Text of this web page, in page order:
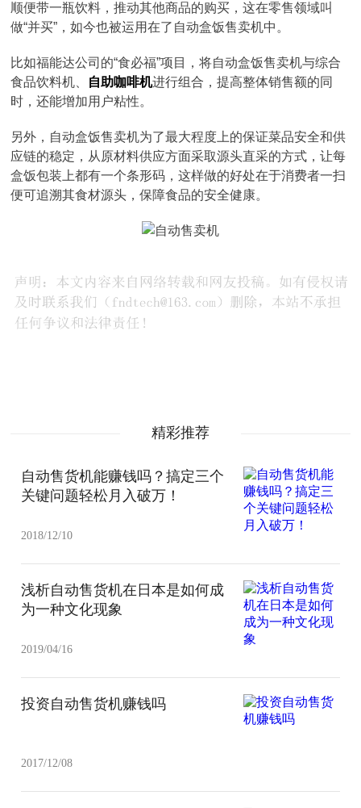
顺便带一瓶饮料，推动其他商品的购买，这在零售领域叫
做“并买”，如今也被运用在了自动盒饭售卖机中。
比如福能达公司的“食必福”项目，将自动盒饭售卖机与综合
食品饮料机、 自助咖啡机进行组合，提高整体销售额的同
时，还能增加用户粘性。
另外，自动盒饭售卖机为了最大程度上的保证菜品安全和供
应链的稳定，从原材料供应方面采取源头直采的方式，让每
盒饭包装上都有一个条形码，这样做的好处在于消费者一扫
便可追溯其食材源头，保障食品的安全健康。
精彩推荐
自动售货机能赚钱吗？搞定三个
关键问题轻松月入破万！
2018/12/10
浅析自动售货机在日本是如何成
为一种文化现象
2019/04/16
投资自动售货机赚钱吗
2017/12/08